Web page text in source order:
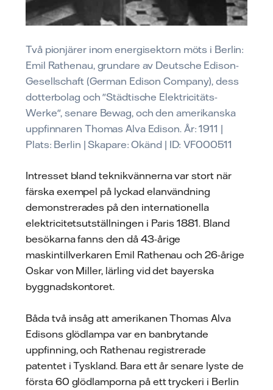
Två pionjärer inom energisektorn möts i Berlin:
Emil Rathenau, grundare av Deutsche Edison-
Gesellschaft (German Edison Company), dess
dotterbolag och "Städtische Elektricitäts-
Werke", senare Bewag, och den amerikanska
uppfinnaren Thomas Alva Edison. År: 1911 |
Plats: Berlin | Skapare: Okänd | ID: VF000511
Intresset bland teknikvännerna var stort när
färska exempel på lyckad elanvändning
demonstrerades på den internationella
elektricitetsutställningen i Paris 1881. Bland
besökarna fanns den då 43-årige
maskintillverkaren Emil Rathenau och 26-årige
Oskar von Miller, lärling vid det bayerska
byggnadskontoret.
Båda två insåg att amerikanen Thomas Alva
Edisons glödlampa var en banbrytande
uppfinning, och Rathenau registrerade
patentet i Tyskland. Bara ett år senare lyste de
första 60 glödlamporna på ett tryckeri i Berlin